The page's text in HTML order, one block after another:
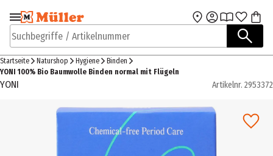
Zur Navigation
springen
Zum Hauptinhalt
Suchbegriffe / Artikelnummer
Startseite Naturshop Hygiene
Binden
YONI 100% Bio Baumwolle Binden normal mit Flügeln
YONI Artikelnr. 2953372